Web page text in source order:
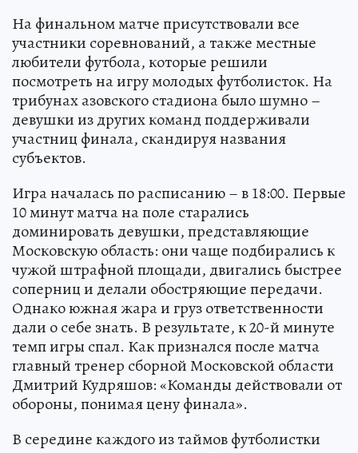
На финальном матче присутствовали все
участники соревнований, а также местные
любители футбола, которые решили
посмотреть на игру молодых футболисток. На
трибунах азовского стадиона было шумно –
девушки из других команд поддерживали
участниц финала, скандируя названия
субъектов.
Игра началась по расписанию – в 18:00. Первые
10 минут матча на поле старались
доминировать девушки, представляющие
Московскую область: они чаще подбирались к
чужой штрафной площади, двигались быстрее
соперниц и делали обостряющие передачи.
Однако южная жара и груз ответственности
дали о себе знать. В результате, к 20-й минуте
темп игры спал. Как признался после матча
главный тренер сборной Московской области
Дмитрий Кудряшов: «Команды действовали от
обороны, понимая цену финала».
В середине каждого из таймов футболистки